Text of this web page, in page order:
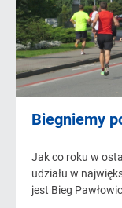
Biegniemy
Jak co roku w
udziału w
jest Bieg